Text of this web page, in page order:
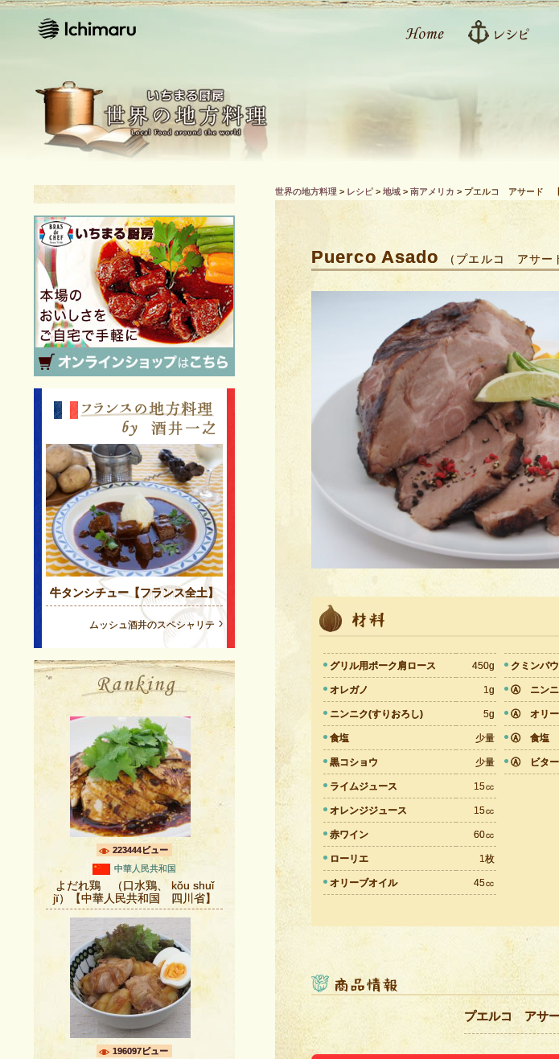
世界の地方料理 > レシピ > 地域 > 南アメリカ > プエルコ アサード 【
Puerco Asado （プエルコ アサー
グリル用ポーク肩ロース 450g
オレガノ 1g
ニンニク(すりおろし) 5g
食塩 少量
黒コショウ 少量
ライムジュース 15㏄
オレンジジュース 15㏄
赤ワイン 60㏄
ローリエ 1枚
オリーブオイル 45㏄
クミンパ
Ⓐ ニンニ
Ⓐ オリー
Ⓐ 食塩
Ⓐ ビター
プエルコ アサ
牛タンシチュー【フランス全土】
ムッシュ酒井のスペシャリテ
223444ビュー
中華人民共和国
よだれ鶏 （口水鶏、 kǒu shuǐ
jï）【中華人民共和国 四川省】
196097ビュー